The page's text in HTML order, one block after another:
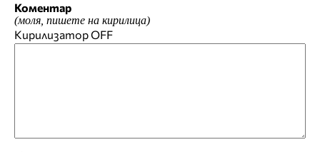
Коментар
(моля, пишете на кирилица)
КирилизаторOFF